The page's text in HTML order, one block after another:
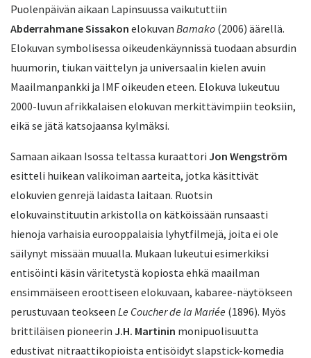
Puolenpäivän aikaan Lapinsuussa vaikututtiin
Abderrahmane Sissakon elokuvan Bamako (2006) äärellä.
Elokuvan symbolisessa oikeudenkäynnissä tuodaan absurdin
huumorin, tiukan väittelyn ja universaalin kielen avuin
Maailmanpankki ja IMF oikeuden eteen. Elokuva lukeutuu
2000-luvun afrikkalaisen elokuvan merkittävimpiin teoksiin,
eikä se jätä katsojaansa kylmäksi.
Samaan aikaan Isossa teltassa kuraattori Jon Wengström
esitteli huikean valikoiman aarteita, jotka käsittivät
elokuvien genrejä laidasta laitaan. Ruotsin
elokuvainstituutin arkistolla on kätköissään runsaasti
hienoja varhaisia eurooppalaisia lyhytfilmejä, joita ei ole
säilynyt missään muualla. Mukaan lukeutui esimerkiksi
entisöinti käsin väritetystä kopiosta ehkä maailman
ensimmäiseen eroottiseen elokuvaan, kabaree-näytökseen
perustuvaan teokseen Le Coucher de la Mariée (1896). Myös
brittiläisen pioneerin J.H. Martinin monipuolisuutta
edustivat nitraattikopioista entisöidyt slapstick-komedia